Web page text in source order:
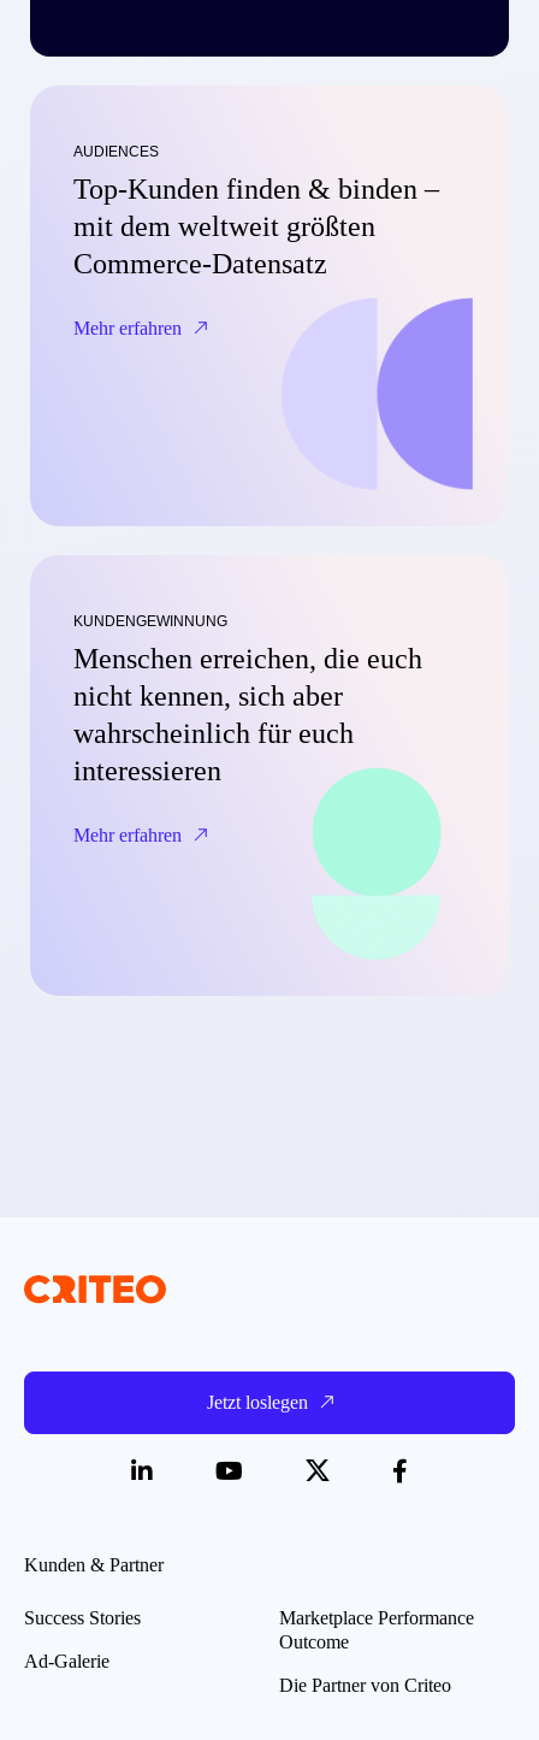
AUDIENCES
Top-Kunden finden & binden –
mit dem weltweit größten
Commerce-Datensatz
Mehr erfahren
KUNDENGEWINNUNG
Menschen erreichen, die euch
nicht kennen, sich aber
wahrscheinlich für euch
interessieren
Mehr erfahren
Jetzt loslegen
Kunden & Partner
Success Stories
Ad-Galerie
Marketplace Performance
Outcome
Die Partner von Criteo